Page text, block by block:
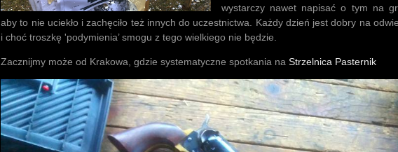
wystarczy nawet napisać o tym na
aby to nie uciekło i zachęciło też innych do uczestnictwa. Każdy dzień jest dobry na
i choć troszkę 'podymienia’ smogu z tego wielkiego nie będzie.
Zacznijmy może od Krakowa, gdzie systematyczne spotkania na Strzelnica Pasternik